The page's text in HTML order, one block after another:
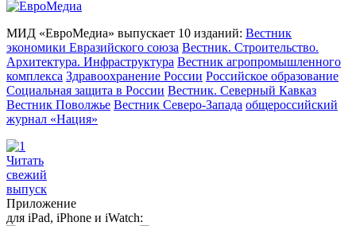
МИД «ЕвроМедиа» выпускает 10 изданий: Вестник
экономики Евразийского союза Вестник. Строительство.
Архитектура. Инфраструктура Вестник агропромышленного
комплекса Здравоохранение России Российское образование
Социальная защита в России Вестник. Северный Кавказ
Вестник Поволжье Вестник Северо-Запада общероссийский
журнал «Нация»
Читать
свежий
выпуск
Приложение
для iPad, iPhone и iWatch: